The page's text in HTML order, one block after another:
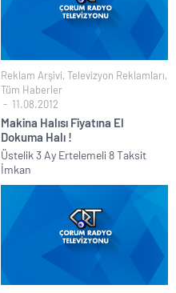
Reklam Arşivi, Televizyon Reklamları,
Tüm Haberler
11.08.2012
Makina Halısı Fiyatına El
Dokuma Halı !
Üstelik 3 Ay Ertelemeli 8 Taksit
İmkan